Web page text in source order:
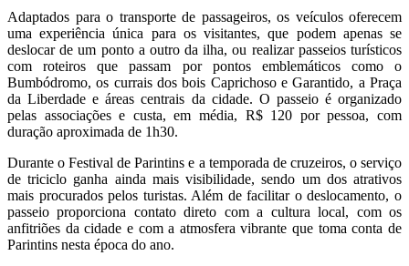
Adaptados para o transporte de passageiros, os veículos oferecem
uma experiência única para os visitantes, que podem apenas se
deslocar de um ponto a outro da ilha, ou realizar passeios turísticos
com roteiros que passam por pontos emblemáticos como o
Bumbódromo, os currais dos bois Caprichoso e Garantido, a Praça
da Liberdade e áreas centrais da cidade. O passeio é organizado
pelas associações e custa, em média, R$ 120 por pessoa, com
duração aproximada de 1h30.
Durante o Festival de Parintins e a temporada de cruzeiros, o serviço
de triciclo ganha ainda mais visibilidade, sendo um dos atrativos
mais procurados pelos turistas. Além de facilitar o deslocamento, o
passeio proporciona contato direto com a cultura local, com os
anfitriões da cidade e com a atmosfera vibrante que toma conta de
Parintins nesta época do ano.